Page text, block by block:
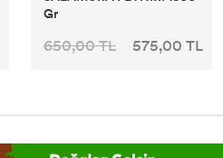
Gr
650,00 TL 575,00 TL